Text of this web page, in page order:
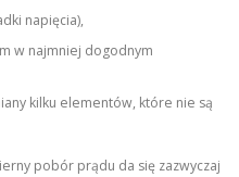
napięcia),
w najmniej dogodnym
kilku elementów, które nie są
pobór prądu da się zazwyczaj